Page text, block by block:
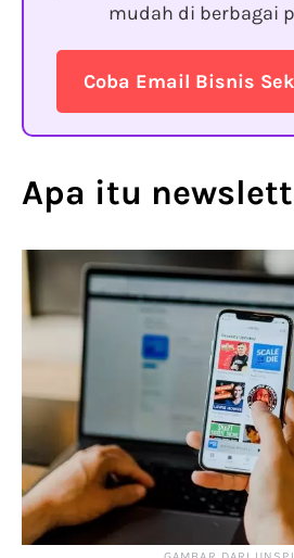
mudah di berbagai
Coba Email Bisnis
Apa itu